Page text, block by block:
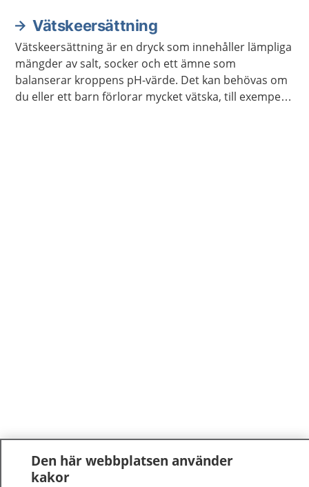
Vätskeersättning
Vätskeersättning är en dryck som innehåller lämpliga
mängder av salt, socker och ett ämne som
balanserar kroppens pH-värde. Det kan behövas om
du eller ett barn förlorar mycket vätska, till exempel
Den här webbplatsen använder
kakor